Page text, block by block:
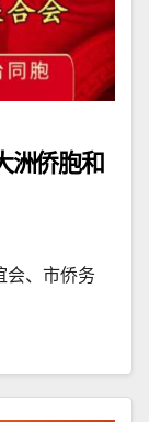
洲侨胞和
会、市侨务